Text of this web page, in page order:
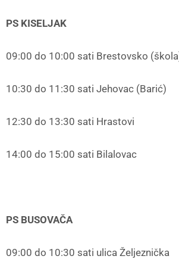
PS KISELJAK
09:00 do 10:00 sati Brestovsko
10:30 do 11:30 sati Jehovac (Barić)
12:30 do 13:30 sati Hrastovi
14:00 do 15:00 sati Bilalovac
PS BUSOVAČA
09:00 do 10:30 sati ulica Željeznička